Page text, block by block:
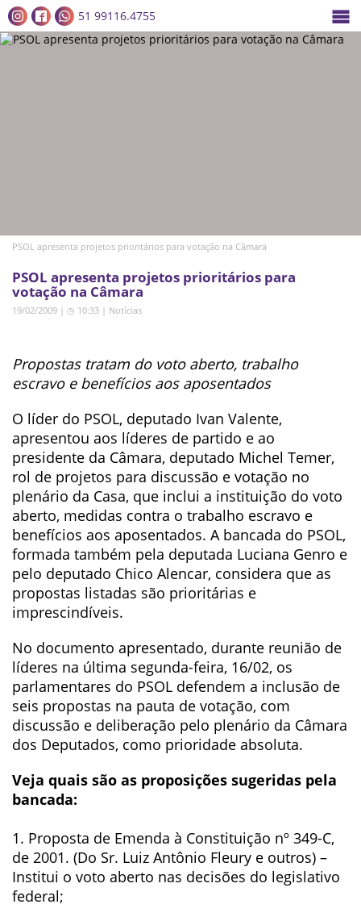
51 99116.4755
PSOL apresenta projetos prioritários para votação na Câmara
PSOL apresenta projetos prioritários para
votação na Câmara
19/02/2009 | ◷ 10:33 | Notícias
Propostas tratam do voto aberto, trabalho
escravo e benefícios aos aposentados
O líder do PSOL, deputado Ivan Valente,
apresentou aos líderes de partido e ao
presidente da Câmara, deputado Michel Temer,
rol de projetos para discussão e votação no
plenário da Casa, que inclui a instituição do voto
aberto, medidas contra o trabalho escravo e
benefícios aos aposentados. A bancada do PSOL,
formada também pela deputada Luciana Genro e
pelo deputado Chico Alencar, considera que as
propostas listadas são prioritárias e
imprescindíveis.
No documento apresentado, durante reunião de
líderes na última segunda-feira, 16/02, os
parlamentares do PSOL defendem a inclusão de
seis propostas na pauta de votação, com
discussão e deliberação pelo plenário da Câmara
dos Deputados, como prioridade absoluta.
Veja quais são as proposições sugeridas pela
bancada:
1. Proposta de Emenda à Constituição nº 349-C,
de 2001. (Do Sr. Luiz Antônio Fleury e outros) –
Institui o voto aberto nas decisões do legislativo
federal;